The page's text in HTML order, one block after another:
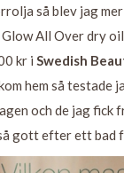
så blev jag
All Over dry
kr i Swedish
hem så testade
och de jag fick
gott efter ett bad